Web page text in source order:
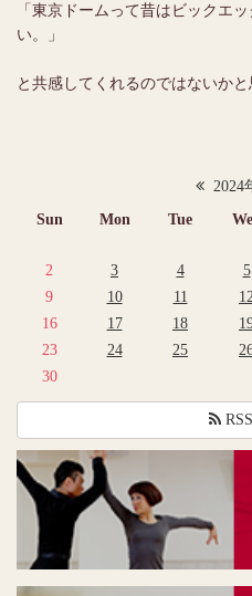
2024
Sun
Mon Tue
2
3 4 5
9
10 11 12
16
17 18
23
24 25
30
「東京ドームって昔はビックエ
い。」
と共感してくれるのではないかと